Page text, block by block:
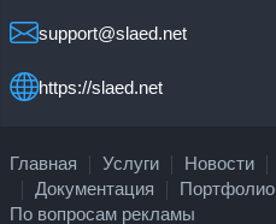
support@slaed.net
https://slaed.net
Главная Услуги Новости
Документация
Портфолио
По вопросам рекламы